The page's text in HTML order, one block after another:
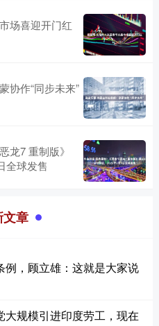
场喜迎开门红
协作“同步未来”
龙7 重制版》
全球发售
章
，顾立雄：这就是大家说
规模引进印度劳工，现在